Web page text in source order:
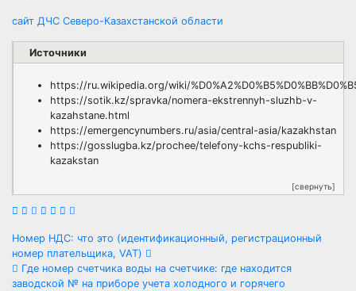
сайт ДЧС Северо-Казахстанской области
Источники
https://ru.wikipedia.org/wiki/
https://sotik.kz/spravka/nomera-ekstrennyh-sluzhb-v-
kazahstane.html
https://emergencynumbers.ru/asia/central-asia/kazakhstan
https://gosslugba.kz/prochee/telefony-kchs-respubliki-
kazakstan
[свернуть]
Навигация
по
Номер НДС: что это (идентификационный, регистрационный
номер плательщика, VAT)
Где номер счетчика воды на счетчике: где находится
заводской № на приборе учета холодного и горячего